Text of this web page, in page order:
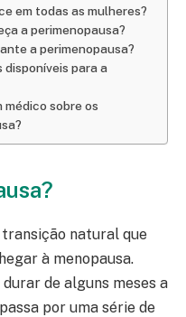
em todas as mulheres?
a perimenopausa?
a perimenopausa?
para a
médico sobre os
transição natural que
à menopausa.
de alguns meses a
por uma série de